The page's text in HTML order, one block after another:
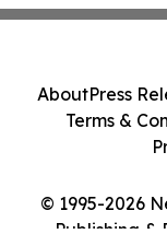
© 1995-2026
Publishing &
AboutPress
Terms &